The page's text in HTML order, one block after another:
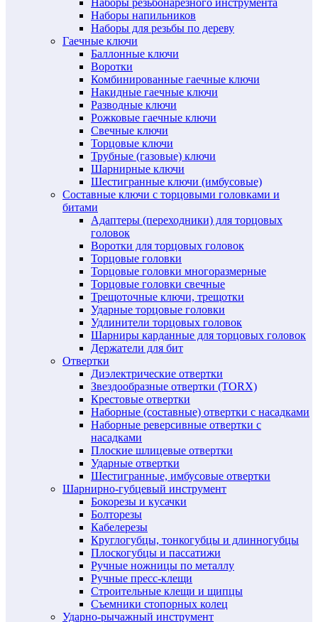
Наборы напильников
Наборы для резьбы по дереву
Гаечные ключи
Баллонные ключи
Воротки
Комбинированные гаечные ключи
Накидные гаечные ключи
Разводные ключи
Рожковые гаечные ключи
Свечные ключи
Торцовые ключи
Трубные (газовые) ключи
Шарнирные ключи
Шестигранные ключи (имбусовые)
Составные ключи с торцовыми головками и
битами
Адаптеры (переходники) для торцовых
головок
Воротки для торцовых головок
Торцовые головки
Торцовые головки многоразмерные
Торцовые головки свечные
Трещоточные ключи, трещотки
Ударные торцовые головки
Удлинители торцовых головок
Шарниры карданные для торцовых головок
Держатели для бит
Отвертки
Диэлектрические отвертки
Звездообразные отвертки (TORX)
Крестовые отвертки
Наборные (составные) отвертки с насадками
Наборные реверсивные отвертки с
насадками
Плоские шлицевые отвертки
Ударные отвертки
Шестигранные, имбусовые отвертки
Шарнирно-губцевый инструмент
Бокорезы и кусачки
Болторезы
Кабелерезы
Круглогубцы, тонкогубцы и длинногубцы
Плоскогубцы и пассатижи
Ручные ножницы по металлу
Ручные пресс-клещи
Строительные клещи и щипцы
Съемники стопорных колец
Ударно-рычажный инструмент